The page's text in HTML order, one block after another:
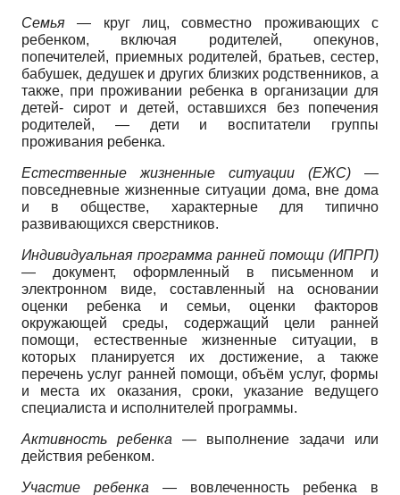
Семья — круг лиц, совместно проживающих с
ребенком, включая родителей, опекунов,
попечителей, приемных родителей, братьев, сестер,
бабушек, дедушек и других близких родственников, а
также, при проживании ребенка в организации для
детей- сирот и детей, оставшихся без попечения
родителей, — дети и воспитатели группы
проживания ребенка.
Естественные жизненные ситуации (ЕЖС) —
повседневные жизненные ситуации дома, вне дома
и в обществе, характерные для типично
развивающихся сверстников.
Индивидуальная программа ранней помощи (ИПРП)
— документ, оформленный в письменном и
электронном виде, составленный на основании
оценки ребенка и семьи, оценки факторов
окружающей среды, содержащий цели ранней
помощи, естественные жизненные ситуации, в
которых планируется их достижение, а также
перечень услуг ранней помощи, объём услуг, формы
и места их оказания, сроки, указание ведущего
специалиста и исполнителей программы.
Активность ребенка — выполнение задачи или
действия ребенком.
Участие ребенка — вовлеченность ребенка в